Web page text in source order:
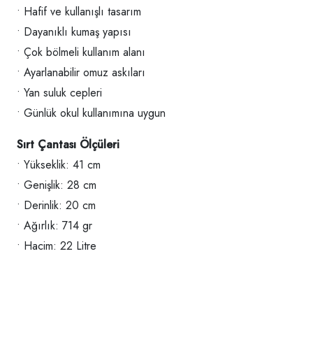
• Hafif ve kullanışlı tasarım
• Dayanıklı kumaş yapısı
• Çok bölmeli kullanım alanı
• Ayarlanabilir omuz askıları
• Yan suluk cepleri
• Günlük okul kullanımına uygun
Sırt Çantası Ölçüleri
• Yükseklik: 41 cm
• Genişlik: 28 cm
• Derinlik: 20 cm
• Ağırlık: 714 gr
• Hacim: 22 Litre